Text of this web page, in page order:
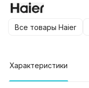
Все товары Haier
Характеристики